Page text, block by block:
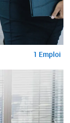
1 Emploi